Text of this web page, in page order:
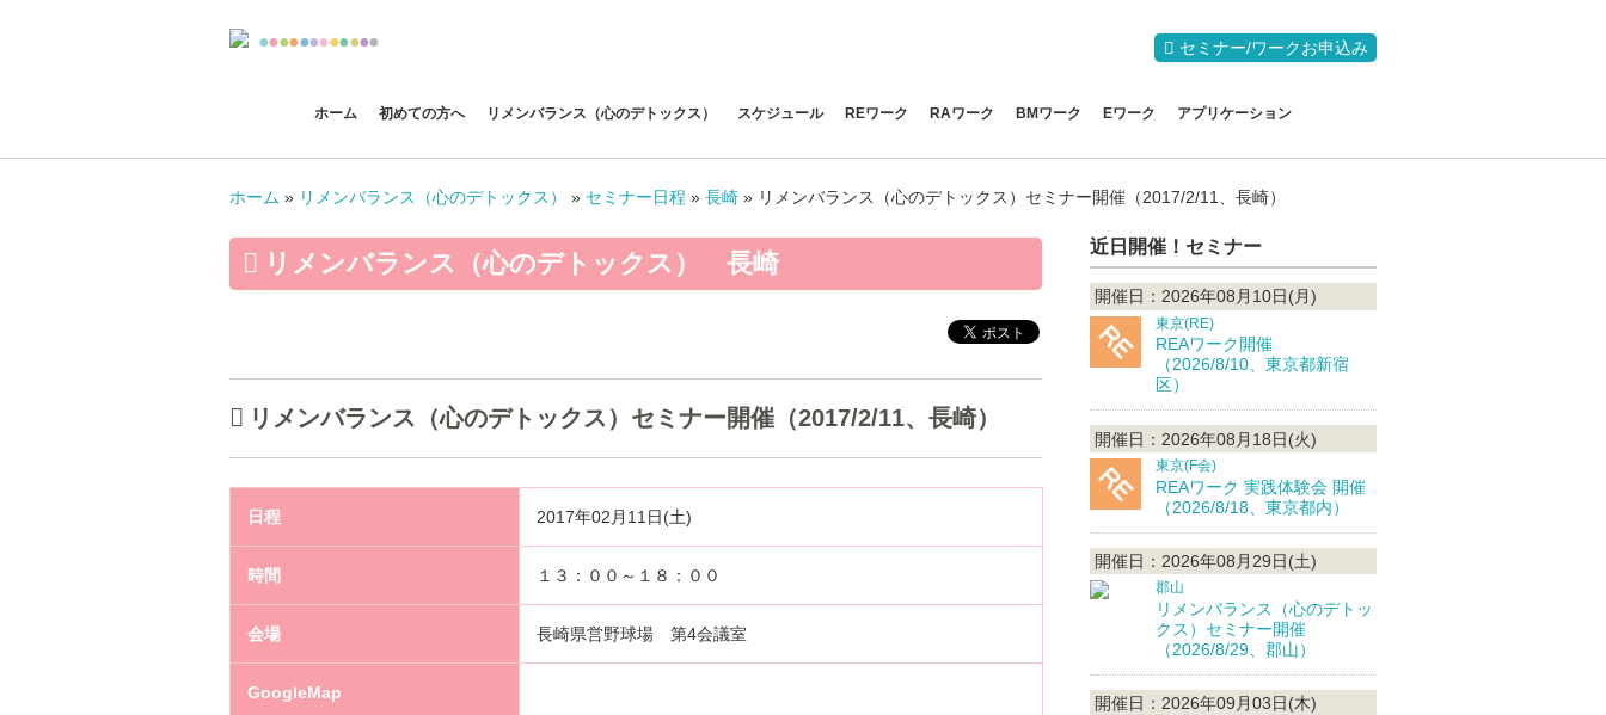
●●●●●●●●●●●● セミナー/ワークお申込み
ホーム 初めての方へ リメンバランス（心のデトックス） スケジュール REワーク RAワーク BMワーク Eワーク アプリケーション
ホーム » リメンバランス（心のデトックス） » セミナー日程 » 長崎 » リメンバランス（心のデトックス）セミナー開催（2017/2/11、長崎）
リメンバランス（心のデトックス） 長崎
リメンバランス（心のデトックス）セミナー開催（2017/2/11、長崎）
日程 2017年02月11日(土)
時間 １３：００～１８：００
会場 長崎県営野球場 第4会議室
GoogleMap
近日開催！セミナー
開催日：2026年08月10日(月)
東京(RE)
REAワーク開催
（2026/8/10、東京都新宿
区）
開催日：2026年08月18日(火)
東京(F会)
REAワーク 実践体験会 開催
（2026/8/18、東京都内）
開催日：2026年08月29日(土)
郡山
リメンバランス（心のデトッ
クス）セミナー開催
（2026/8/29、郡山）
開催日：2026年09月03日(木)